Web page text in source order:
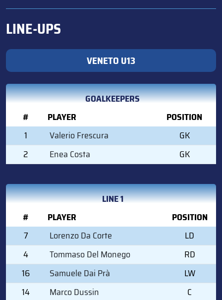
LINE-UPS
VENETO U13
GOALKEEPERS
#
PLAYER
POSITION
1
Valerio Frescura
GK
2
Enea Costa GK
LINE 1
#
PLAYER
POSITION
7
Lorenzo Da Corte
LD
4
Tommaso Del Monego
RD
16
Samuele Dai Prà
LW
14
Marco Dussin
C